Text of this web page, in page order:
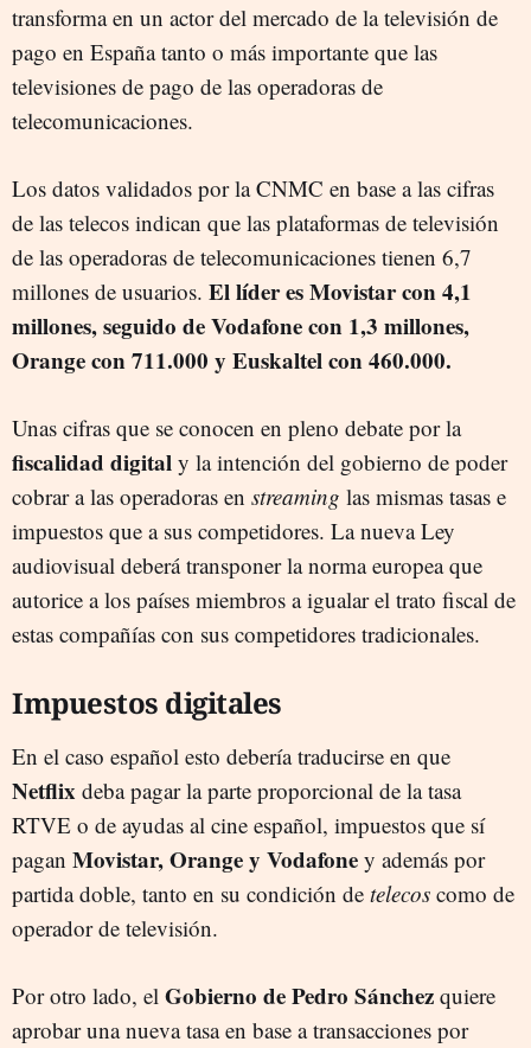
transforma en un actor del mercado de la televisión de
pago en España tanto o más importante que las
televisiones de pago de las operadoras de
telecomunicaciones.
Los datos validados por la CNMC en base a las cifras
de las telecos indican que las plataformas de televisión
de las operadoras de telecomunicaciones tienen 6,7
millones de usuarios. El líder es Movistar con 4,1
millones, seguido de Vodafone con 1,3 millones,
Orange con 711.000 y Euskaltel con 460.000.
Unas cifras que se conocen en pleno debate por la
fiscalidad digital y la intención del gobierno de poder
cobrar a las operadoras en streaming las mismas tasas e
impuestos que a sus competidores. La nueva Ley
audiovisual deberá transponer la norma europea que
autorice a los países miembros a igualar el trato fiscal de
estas compañías con sus competidores tradicionales.
Impuestos digitales
En el caso español esto debería traducirse en que
Netflix deba pagar la parte proporcional de la tasa
RTVE o de ayudas al cine español, impuestos que sí
pagan Movistar, Orange y Vodafone y además por
partida doble, tanto en su condición de telecos como de
operador de televisión.
Por otro lado, el Gobierno de Pedro Sánchez quiere
aprobar una nueva tasa en base a transacciones por